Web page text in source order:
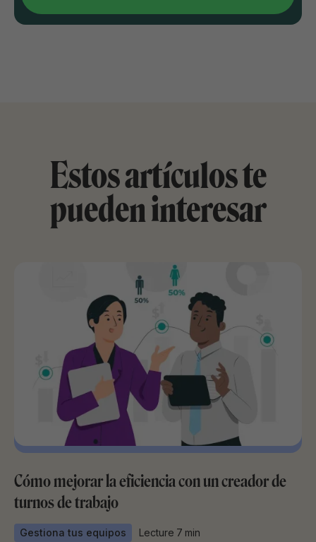
Estos artículos te
pueden interesar
Cómo mejorar la eficiencia con un creador de
turnos de trabajo
Gestiona tus equipos Lecture 7 min